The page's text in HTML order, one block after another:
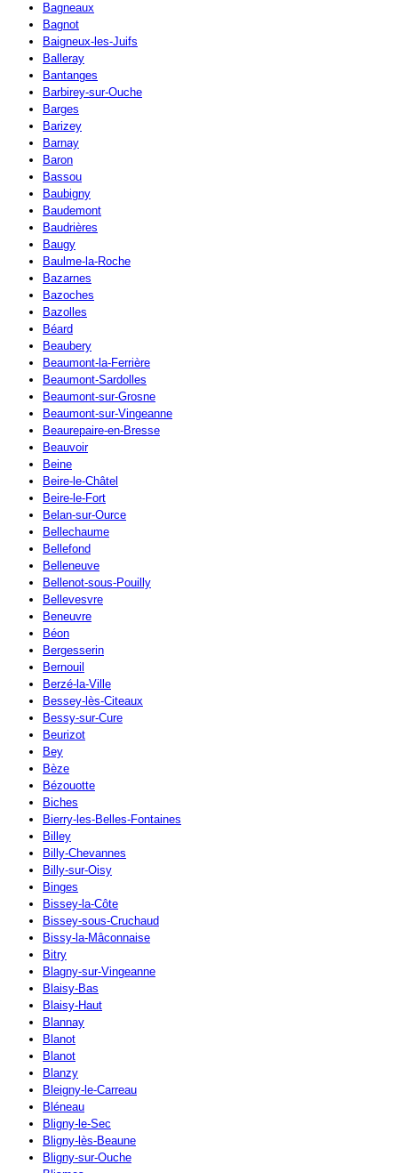
Bagneaux
Bagnot
Baigneux-les-Juifs
Balleray
Bantanges
Barbirey-sur-Ouche
Barges
Barizey
Barnay
Baron
Bassou
Baubigny
Baudemont
Baudrières
Baugy
Baulme-la-Roche
Bazarnes
Bazoches
Bazolles
Béard
Beaubery
Beaumont-la-Ferrière
Beaumont-Sardolles
Beaumont-sur-Grosne
Beaumont-sur-Vingeanne
Beaurepaire-en-Bresse
Beauvoir
Beine
Beire-le-Châtel
Beire-le-Fort
Belan-sur-Ource
Bellechaume
Bellefond
Belleneuve
Bellenot-sous-Pouilly
Bellevesvre
Beneuvre
Béon
Bergesserin
Bernouil
Berzé-la-Ville
Bessey-lès-Citeaux
Bessy-sur-Cure
Beurizot
Bey
Bèze
Bézouotte
Biches
Bierry-les-Belles-Fontaines
Billey
Billy-Chevannes
Billy-sur-Oisy
Binges
Bissey-la-Côte
Bissey-sous-Cruchaud
Bissy-la-Mâconnaise
Bitry
Blagny-sur-Vingeanne
Blaisy-Bas
Blaisy-Haut
Blannay
Blanot
Blanot
Blanzy
Bleigny-le-Carreau
Bléneau
Bligny-le-Sec
Bligny-lès-Beaune
Bligny-sur-Ouche